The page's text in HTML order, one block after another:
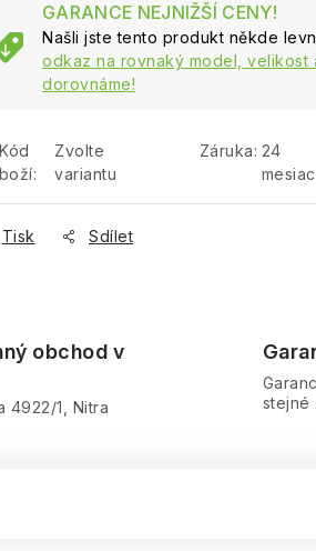
GARANCE NEJNIŽŠÍ CENY!
Našli jste tento produkt někde
odkaz na rovnaký model, velikost
dorovnáme!
Kód
Zvolte
variantu
Záruka: 24
Tisk Sdílet
obchod v
4922/1, Nitra
stejné